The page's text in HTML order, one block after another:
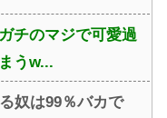
チのマジで可愛過
うw...
奴は99％バカで